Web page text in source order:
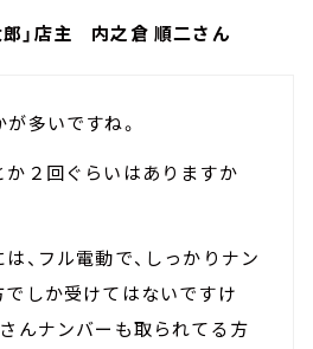
郎」店主 内之倉 順二さん
多いですね。
か２回ぐらいはありますか
、フル電動で、しっかりナン
でしか受けてはないですけ
んナンバーも取られてる方